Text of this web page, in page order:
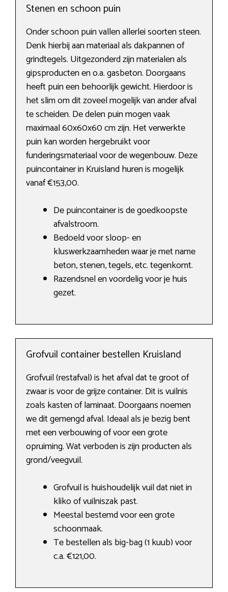
Stenen en schoon puin
Onder schoon puin vallen allerlei soorten steen.
Denk hierbij aan materiaal als dakpannen of
grindtegels. Uitgezonderd zijn materialen als
gipsproducten en o.a. gasbeton. Doorgaans
heeft puin een behoorlijk gewicht. Hierdoor is
het slim om dit zoveel mogelijk van ander afval
te scheiden. De delen puin mogen vaak
maximaal 60x60x60 cm zijn. Het verwerkte
puin kan worden hergebruikt voor
funderingsmateriaal voor de wegenbouw. Deze
puincontainer in Kruisland huren is mogelijk
vanaf €153,00.
De puincontainer is de goedkoopste
afvalstroom.
Bedoeld voor sloop- en
kluswerkzaamheden waar je met name
beton, stenen, tegels, etc. tegenkomt.
Razendsnel en voordelig voor je huis
gezet.
Grofvuil container bestellen Kruisland
Grofvuil (restafval) is het afval dat te groot of
zwaar is voor de grijze container. Dit is vuilnis
zoals kasten of laminaat. Doorgaans noemen
we dit gemengd afval. Ideaal als je bezig bent
met een verbouwing of voor een grote
opruiming. Wat verboden is zijn producten als
grond/veegvuil.
Grofvuil is huishoudelijk vuil dat niet in
kliko of vuilniszak past.
Meestal bestemd voor een grote
schoonmaak.
Te bestellen als big-bag (1 kuub) voor
c.a. €121,00.